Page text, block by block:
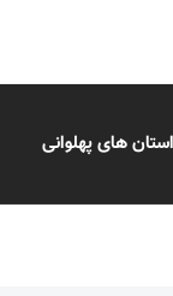
های پهلوانی